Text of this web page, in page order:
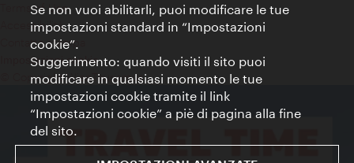
Terms of Use
Accessibilità
Contatto stampa
Impostazioni cookie
© Copyright WienTourismus
Se non vuoi abilitarli, puoi modificare le tue
impostazioni standard in “Impostazioni
cookie”.
Suggerimento: quando visiti il sito puoi
modificare in qualsiasi momento le tue
impostazioni cookie tramite il link
“Impostazioni cookie” a piè di pagina alla fine
del sito.